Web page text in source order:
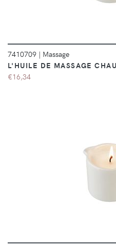
7410709 | Massage
L'HUILE DE MASSAGE
€16,34